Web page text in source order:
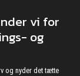
vi for
og
og nyder det tætte